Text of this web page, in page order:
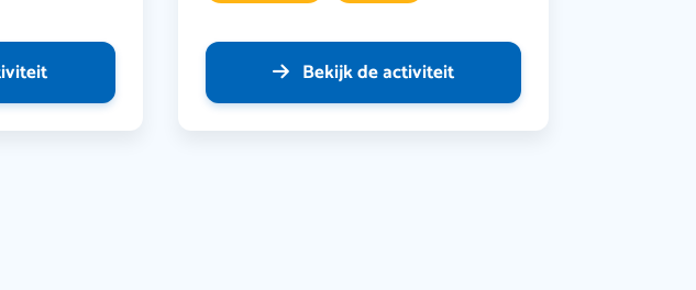
Bekijk de activiteit